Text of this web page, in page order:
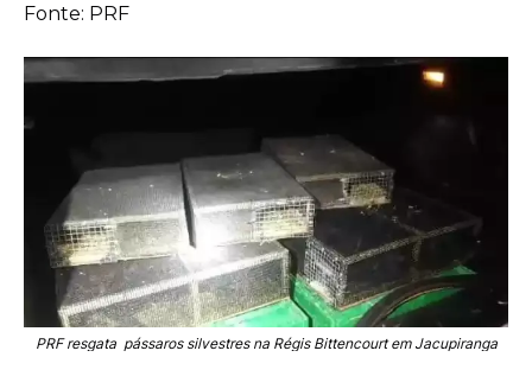
Fonte: PRF
PRF resgata pássaros silvestres na Régis Bittencourt em Jacupiranga